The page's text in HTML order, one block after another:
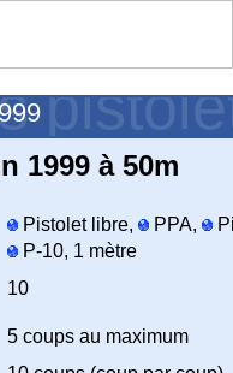
1999 à 50m
Pistolet libre, PPA,
P-10, 1 mètre
10
5 coups au maximum